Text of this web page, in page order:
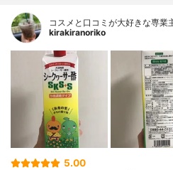
コスメと口コミが大好きな専業
kirakiranoriko
5.00